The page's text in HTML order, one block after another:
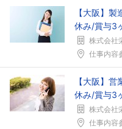
【大阪】
休み/賞与3
株式会社
仕事内容
【大阪】
休み/賞与3
株式会社
仕事内容